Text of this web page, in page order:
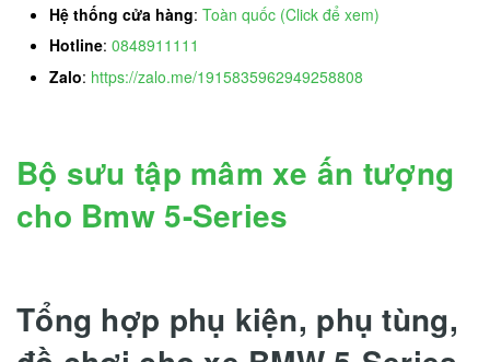
Hệ thống cửa hàng: Toàn quốc (Click để xem)
Hotline: 0848911111
Zalo: https://zalo.me/1915835962949258808
Bộ sưu tập mâm xe ấn tượng
cho Bmw 5-Series
Tổng hợp phụ kiện, phụ tùng,